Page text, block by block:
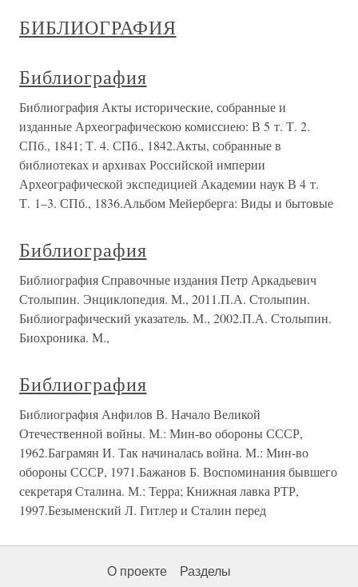
БИБЛИОГРАФИЯ
Библиография
Библиография Акты исторические, собранные и
изданные Археографическою комиссиею: В 5 т. Т. 2.
СПб., 1841; Т. 4. СПб., 1842.Акты, собранные в
библиотеках и архивах Российской империи
Археографической экспедицией Академии наук В 4 т.
Т. 1–3. СПб., 1836.Альбом Мейерберга: Виды и бытовые
Библиография
Библиография Справочные издания Петр Аркадьевич
Столыпин. Энциклопедия. М., 2011.П.А. Столыпин.
Библиографический указатель. М., 2002.П.А. Столыпин.
Биохроника. М.,
Библиография
Библиография Анфилов В. Начало Великой
Отечественной войны. М.: Мин-во обороны СССР,
1962.Баграмян И. Так начиналась война. М.: Мин-во
обороны СССР, 1971.Бажанов Б. Воспоминания бывшего
секретаря Сталина. М.: Терра; Книжная лавка РТР,
1997.Безыменский Л. Гитлер и Сталин перед
О проекте Разделы